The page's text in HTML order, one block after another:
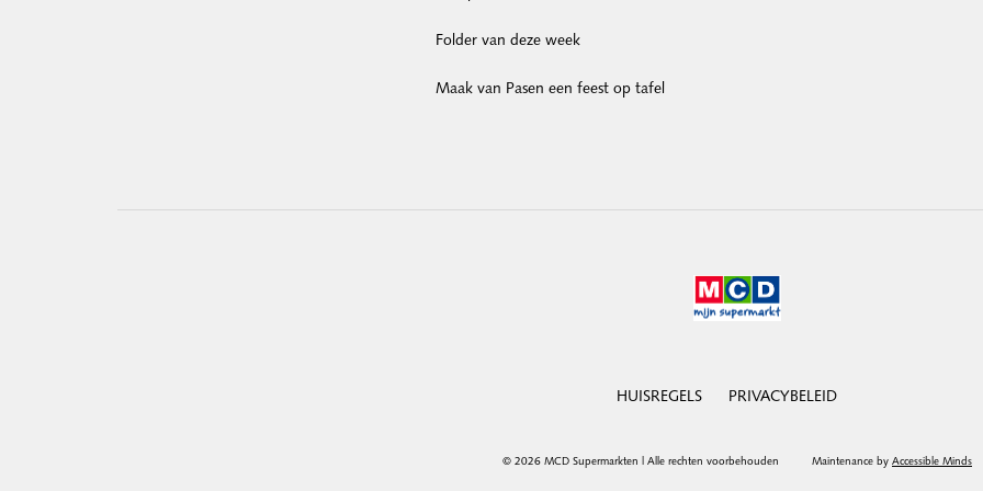
Folder van deze week
Maak van Pasen een feest op tafel
HUISREGELS PRIVACYBELEID
© 2026 MCD Supermarkten | Alle rechten voorbehouden Maintenance by Accessible Minds